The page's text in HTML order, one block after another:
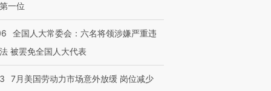
一位
全国人大常委会：六名将领涉嫌严重违
被罢免全国人大代表
7月美国劳动力市场意外放缓 岗位减少